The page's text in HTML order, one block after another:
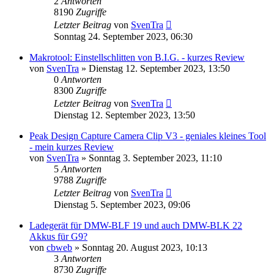
8190 Zugriffe
Letzter Beitrag von SvenTra
Sonntag 24. September 2023, 06:30
Makrotool: Einstellschlitten von B.I.G. - kurzes Review
von SvenTra » Dienstag 12. September 2023, 13:50
0 Antworten
8300 Zugriffe
Letzter Beitrag von SvenTra
Dienstag 12. September 2023, 13:50
Peak Design Capture Camera Clip V3 - geniales kleines Tool
- mein kurzes Review
von SvenTra » Sonntag 3. September 2023, 11:10
5 Antworten
9788 Zugriffe
Letzter Beitrag von SvenTra
Dienstag 5. September 2023, 09:06
Ladegerät für DMW-BLF 19 und auch DMW-BLK 22
Akkus für G9?
von cbweb » Sonntag 20. August 2023, 10:13
3 Antworten
8730 Zugriffe